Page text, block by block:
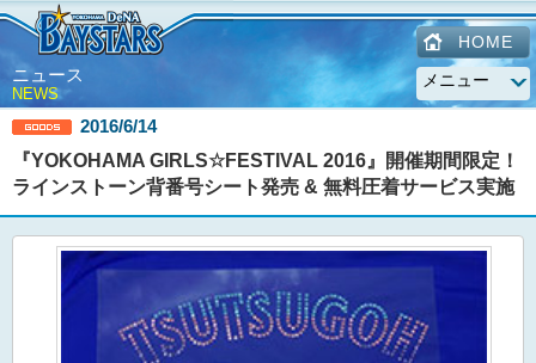
HOME
ニュース
NEWS
2016/6/14
『YOKOHAMA GIRLS☆FESTIVAL 2016』開催期間限定！
ラインストーン背番号シート発売 & 無料圧着サービス実施